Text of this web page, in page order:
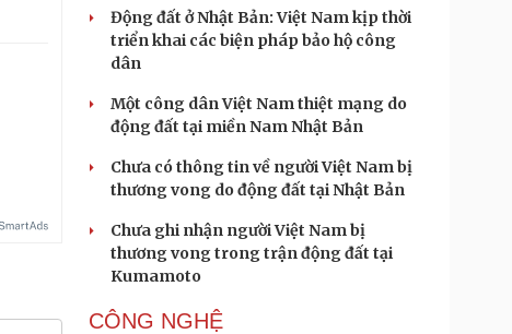
Động đất ở Nhật Bản: Việt Nam kịp thời
triển khai các biện pháp bảo hộ công
dân
Một công dân Việt Nam thiệt mạng do
động đất tại miền Nam Nhật Bản
Chưa có thông tin về người Việt Nam bị
thương vong do động đất tại Nhật Bản
Chưa ghi nhận người Việt Nam bị
thương vong trong trận động đất tại
Kumamoto
CÔNG NGHỆ